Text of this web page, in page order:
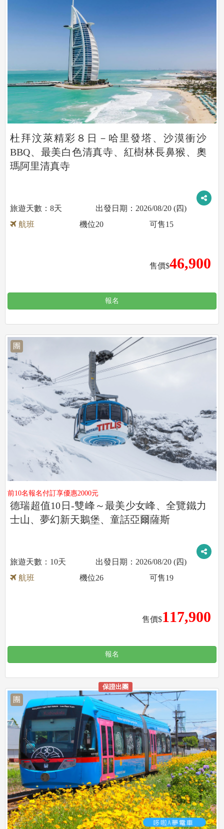
杜拜汶萊精彩８日－哈里發塔、沙漠衝沙
BBQ、最美白色清真寺、紅樹林長鼻猴、奧
瑪阿里清真寺
8天
2026/08/20 (四)
航班
售價$46,900
機位20 可售15
報名
團
前10名報名付訂享優惠2000元
德瑞超值10日-雙峰～最美少女峰、全覽鐵力
士山、夢幻新天鵝堡、童話亞爾薩斯
10天
2026/08/20 (四)
航班
售價$117,900
機位26 可售19
報名
團
保證出團